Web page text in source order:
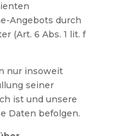
Angebots durch
(Art. 6 Abs. 1 lit. f
nur insoweit
seiner
ist und unsere
Daten befolgen.